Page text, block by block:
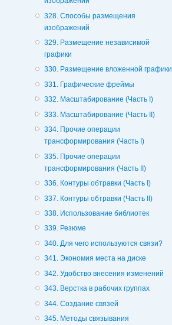
328. Способы размещения
изображений
329. Размещение независимой
графики
330. Размещение вложенной графики
331. Графические фреймы
332. Масштабирование (Часть I)
333. Масштабирование (Часть II)
334. Прочие операции
трансформирования (Часть I)
335. Прочие операции
трансформирования (Часть II)
336. Контуры обтравки (Часть I)
337. Контуры обтравки (Часть II)
338. Использование библиотек
339. Резюме
340. Для чего используются связи?
341. Экономия места на диске
342. Удобство внесения изменений
343. Верстка в рабочих группах
344. Создание связей
345. Методы связывания